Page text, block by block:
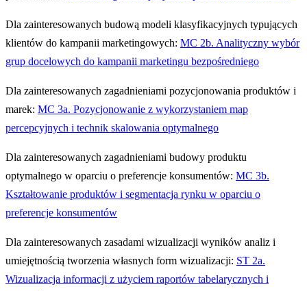
Dla zainteresowanych budową modeli klasyfikacyjnych typujących
klientów do kampanii marketingowych: MC 2b. Analityczny wybór
grup docelowych do kampanii marketingu bezpośredniego
Dla zainteresowanych zagadnieniami pozycjonowania produktów i
marek: MC 3a. Pozycjonowanie z wykorzystaniem map
percepcyjnych i technik skalowania optymalnego
Dla zainteresowanych zagadnieniami budowy produktu
optymalnego w oparciu o preferencje konsumentów: MC 3b.
Kształtowanie produktów i segmentacja rynku w oparciu o
preferencje konsumentów
Dla zainteresowanych zasadami wizualizacji wyników analiz i
umiejętnością tworzenia własnych form wizualizacji: ST 2a.
Wizualizacja informacji z użyciem raportów tabelarycznych i